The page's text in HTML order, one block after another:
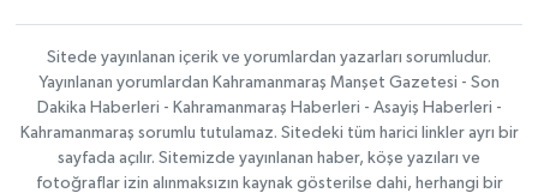
Sitede yayınlanan içerik ve yorumlardan yazarları sorumludur.
Yayınlanan yorumlardan Kahramanmaraş Manşet Gazetesi - Son
Dakika Haberleri - Kahramanmaraş Haberleri - Asayiş Haberleri -
Kahramanmaraş sorumlu tutulamaz. Sitedeki tüm harici linkler ayrı bir
sayfada açılır. Sitemizde yayınlanan haber, köşe yazıları ve
fotoğraflar izin alınmaksızın kaynak gösterilse dahi, herhangi bir